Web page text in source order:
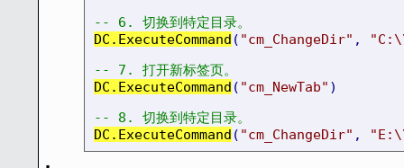
-- 6. 切换到特定目录。
DC.ExecuteCommand ( "cm_ChangeDir" ,
-- 7. 打开新标签页。
DC.ExecuteCommand ( "cm_NewTab" )
-- 8. 切换到特定目录。
DC.ExecuteCommand ( "cm_ChangeDir" ,